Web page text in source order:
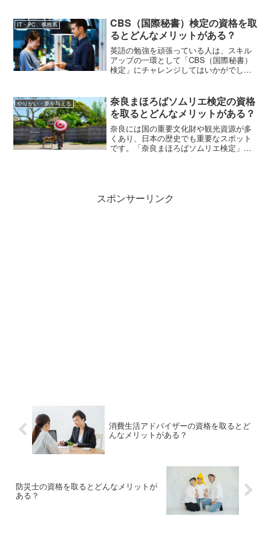
「航空工場整備士」です。今回はこの航
空工場整備士とはどんな国家資格か、取
得に必要な知識や就職先、資格取得のメ
リットなどを紹介していきます。
IT・PC、事務系
CBS（国際秘書）検定の資格を取
るとどんなメリットがある？
英語の勉強を頑張っている人は、スキル
アップの一環として「CBS（国際秘書）
検定」にチャレンジしてはいかがでしょ
はCBS（国際秘書）検定のプライマリー
試験とファイナル試験の違い、CBS（国
際秘書）検定の資格取得のメリットを解
説します。
やりがい・夢を与える
奈良まほろばソムリエ検定の資格
を取るとどんなメリットがある？
奈良には国の重要文化財や観光資源が多
くあり、日本の歴史でも重要なスポット
です。「奈良まほろばソムリエ検定」を
人はぜひチェックしてくださいね。
スポンサーリンク
消費生活アドバイザーの資格を取るとど
んなメリットがある？
防災士の資格を取るとどんなメリットが
ある？